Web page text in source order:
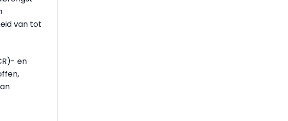
van tot
en